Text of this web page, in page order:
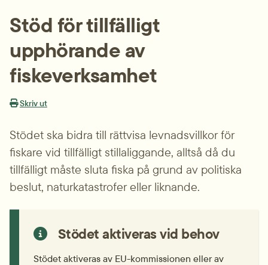
Stöd för tillfälligt
upphörande av
fiskeverksamhet
Skriv ut
Stödet ska bidra till rättvisa levnadsvillkor för
fiskare vid tillfälligt stillaliggande, alltså då du
tillfälligt måste sluta fiska på grund av politiska
beslut, naturkatastrofer eller liknande.
Stödet aktiveras vid behov
Stödet aktiveras av EU-kommissionen eller av